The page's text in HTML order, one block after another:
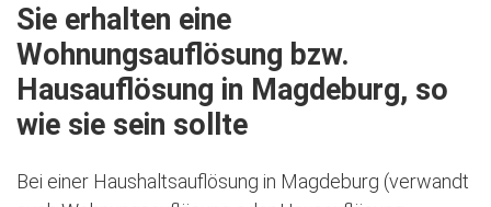
Sie erhalten eine
Wohnungsauflösung bzw.
Hausauflösung in Magdeburg, so
wie sie sein sollte
Bei einer Haushaltsauflösung in Magdeburg (verwandt